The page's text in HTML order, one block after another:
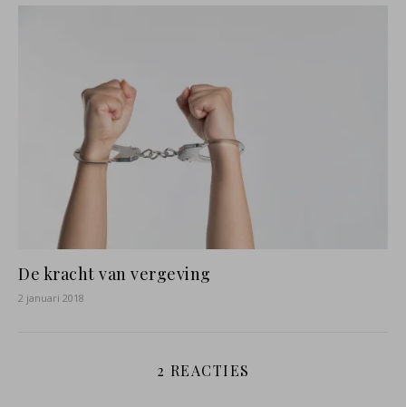
De kracht van vergeving
2 januari 2018
2 REACTIES